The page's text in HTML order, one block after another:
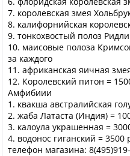
7. королевская змея
8. калифорнийская
9. тонкохвостый полоз
10. маисовые полоза
за каждого
11. африканская яичная
12. Королевский питон =
Амфибиии
1. квакша австралийская
2. жаба Латаста (Индия) =
3. калоула украшенная =
4. водонос гиганский = 3500
телефон магазина: